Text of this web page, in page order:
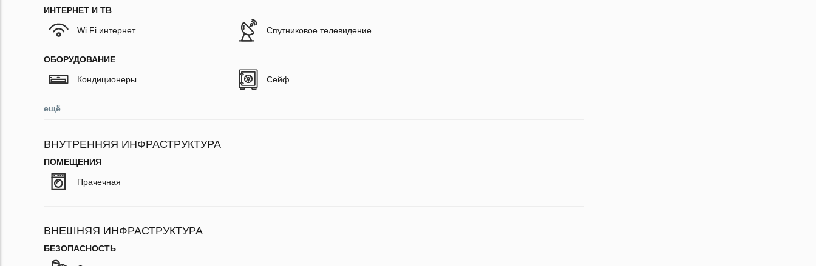
ИНТЕРНЕТ И ТВ
Wi Fi интернет Спутниковое телевидение
ОБОРУДОВАНИЕ
Кондиционеры Сейф
ещё
ВНУТРЕННЯЯ ИНФРАСТРУКТУРА
ПОМЕЩЕНИЯ
Прачечная
ВНЕШНЯЯ ИНФРАСТРУКТУРА
БЕЗОПАСНОСТЬ